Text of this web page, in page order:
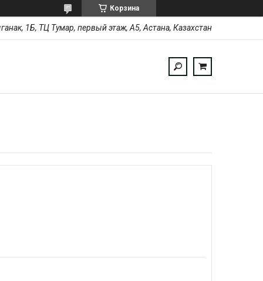
Корзина
1Б, ТЦ Тумар, первый этаж, А5, Астана, Казахстан